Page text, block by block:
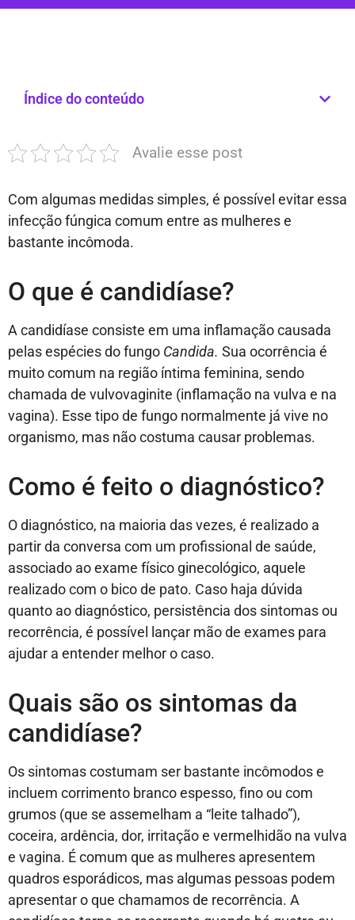
Índice do conteúdo
Avalie esse post
Com algumas medidas simples, é possível evitar essa
infecção fúngica comum entre as mulheres e
bastante incômoda.
O que é candidíase?
A candidíase consiste em uma inflamação causada
pelas espécies do fungo Candida. Sua ocorrência é
muito comum na região íntima feminina, sendo
chamada de vulvovaginite (inflamação na vulva e na
vagina). Esse tipo de fungo normalmente já vive no
organismo, mas não costuma causar problemas.
Como é feito o diagnóstico?
O diagnóstico, na maioria das vezes, é realizado a
partir da conversa com um profissional de saúde,
associado ao exame físico ginecológico, aquele
realizado com o bico de pato. Caso haja dúvida
quanto ao diagnóstico, persistência dos sintomas ou
recorrência, é possível lançar mão de exames para
ajudar a entender melhor o caso.
Quais são os sintomas da
candidíase?
Os sintomas costumam ser bastante incômodos e
incluem corrimento branco espesso, fino ou com
grumos (que se assemelham a “leite talhado”),
coceira, ardência, dor, irritação e vermelhidão na vulva
e vagina. É comum que as mulheres apresentem
quadros esporádicos, mas algumas pessoas podem
apresentar o que chamamos de recorrência. A